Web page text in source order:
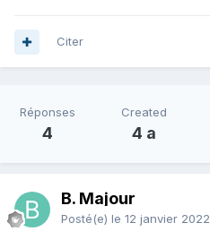
Citer
Réponses
4
Created
4 a
B. Majour
Posté(e) le 12 janvier 2022